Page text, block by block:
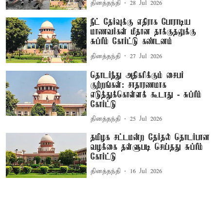
தினத்தந்தி 28 Jul 2026
நீட் தேர்வுக்கு எதிராக போராடிய
மாணவர்கள் மீதான தாக்குதலுக்கு
சுப்ரீம் கோர்ட்டு கண்டனம்
தினத்தந்தி 27 Jul 2026
தொடர்ந்து அதிகரிக்கும் சைபர்
குற்றங்கள்: சாதாரணமாக
எடுத்துக்கொள்ளக் கூடாது - சுப்ரீம்
கோர்ட்டு
தினத்தந்தி 25 Jul 2026
தமிழக சட்டமன்ற தேர்தல் தொடர்பான
வழக்கை தள்ளுபடி செய்தது சுப்ரீம்
கோர்ட்டு
தினத்தந்தி 16 Jul 2026